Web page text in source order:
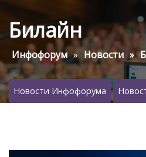
Билайн
Инфофорум Новости
Новости Инфофорума